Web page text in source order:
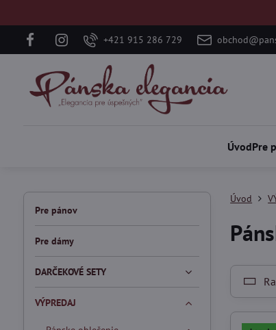
+421 915 286 729
ÚvodPre
Úvod
Pre pánov
Pre dámy
DARČEKOVÉ SETY
VÝPREDAJ